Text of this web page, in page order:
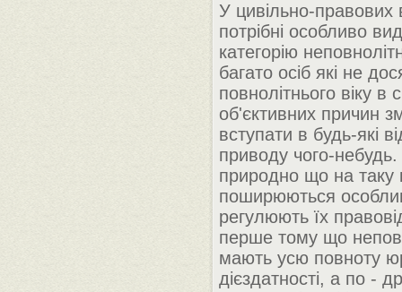
У цивільно-правових
потрібні особливо
категорію
багато осіб які не
повнолітнього віку в
об'єктивних причин
вступати в будь-які
приводу чого-
природно що на таку
поширюються
регулюють їх
перше тому що
мають усю повноту
дієздатності, а по -